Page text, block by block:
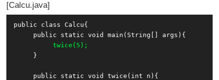
Calcu.java
public class Calcu{
     public static void main(String[] args){
twice(5);
     }
     public static void twice(int n){